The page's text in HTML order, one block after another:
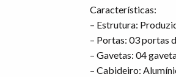
Características:
– Estrutura:
– Portas: 03 portas
– Gavetas: 04
– Cabideiro: